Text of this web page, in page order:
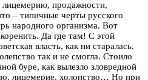
лицемерию, продажности,
– типичные черты русского
народного организма. Вот
Да где там! С этой
власть, как ни старалась.
так и не смогла. Стоило
буре, как вылезло зловредной
лицемерие, холопство… Но при